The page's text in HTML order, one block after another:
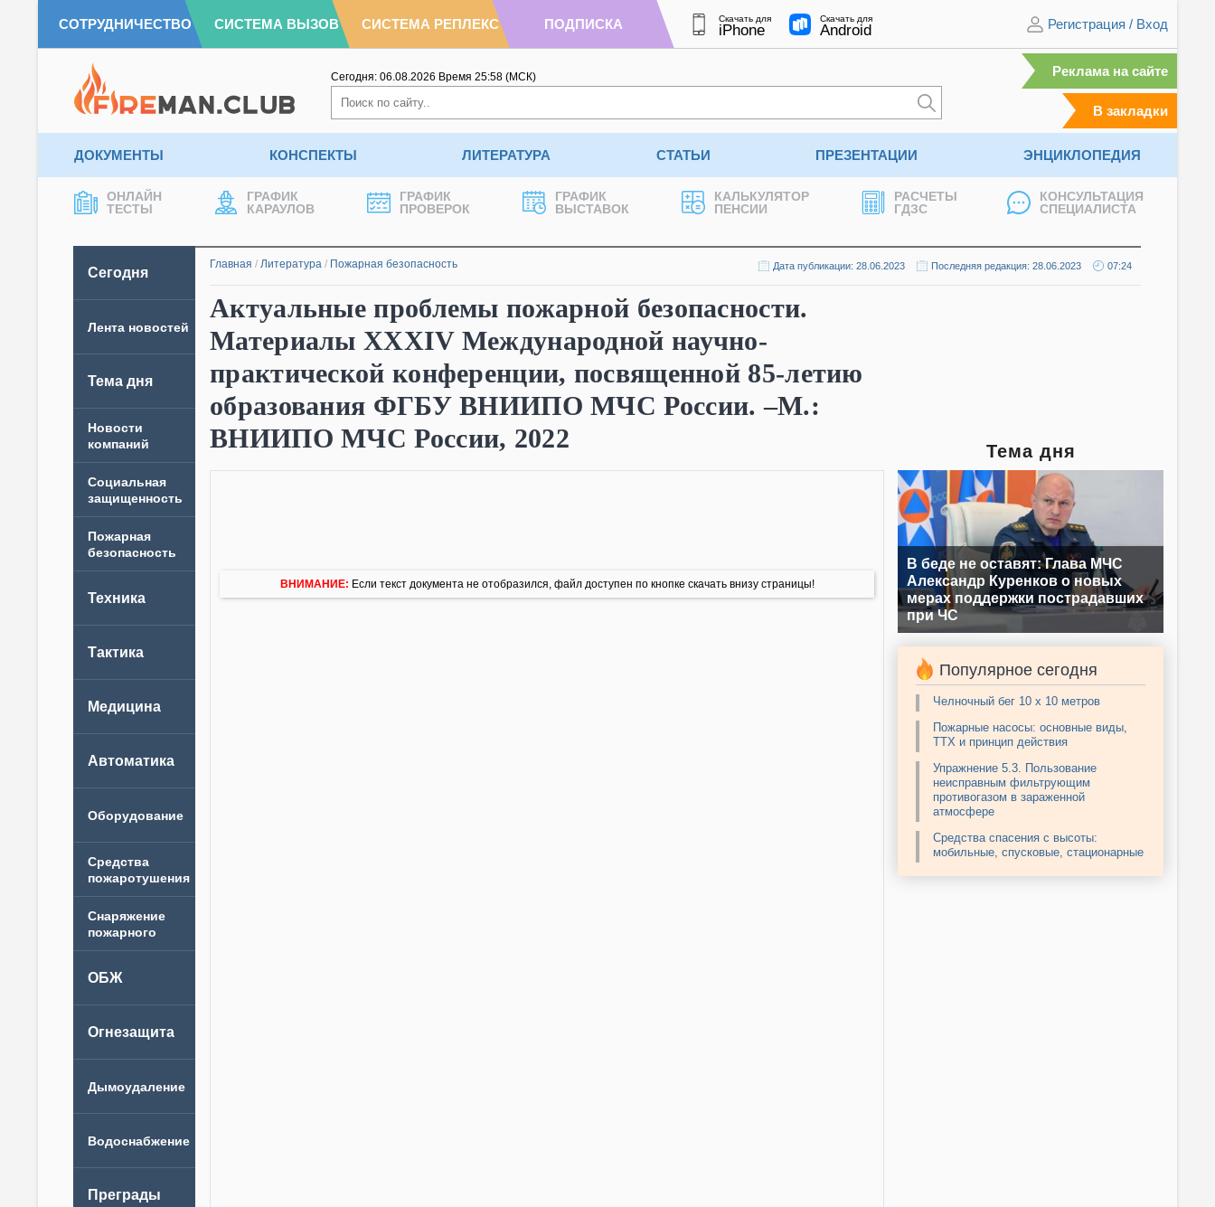
СОТРУДНИЧЕСТВО СИСТЕМА ВЫЗОВ СИСТЕМА РЕПЛЕКС ПОДПИСКА Скачать для
iPhone
Скачать для
Android Регистрация / Вход
Сегодня: 06.08.2026 Время 25:58 (МСК) Реклама на сайте
В закладки
ДОКУМЕНТЫ КОНСПЕКТЫ ЛИТЕРАТУРА СТАТЬИ ПРЕЗЕНТАЦИИ ЭНЦИКЛОПЕДИЯ
ОНЛАЙН
ТЕСТЫ
ГРАФИК
КАРАУЛОВ
ГРАФИК
ПРОВЕРОК
ГРАФИК
ВЫСТАВОК
КАЛЬКУЛЯТОР
ПЕНСИИ
РАСЧЕТЫ
ГДЗС
КОНСУЛЬТАЦИЯ
СПЕЦИАЛИСТА
Сегодня
Лента новостей
Тема дня
Новости
компаний
Главная / Литература / Пожарная безопасность Дата публикации: 28.06.2023 Последняя редакция: 28.06.2023 07:24
Актуальные проблемы пожарной безопасности.
Материалы XXXIV Международной научно-
практической конференции, посвященной 85-летию
образования ФГБУ ВНИИПО МЧС России. –М.:
ВНИИПО МЧС России, 2022
ВНИМАНИЕ: Если текст документа не отобразился, файл доступен по кнопке скачать внизу страницы!
Тема дня
В беде не оставят: Глава МЧС
Александр Куренков о новых
мерах поддержки пострадавших
при ЧС
Популярное сегодня
Челночный бег 10 х 10 метров
Пожарные насосы: основные виды,
ТТХ и принцип действия
Упражнение 5.3. Пользование
неисправным фильтрующим
противогазом в зараженной
атмосфере
Средства спасения с высоты:
мобильные, спусковые, стационарные